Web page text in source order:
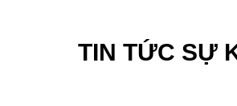
TIN TỨC SỰ